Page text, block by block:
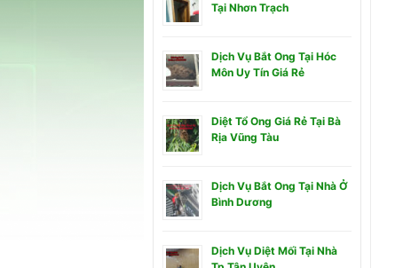
Tại Nhơn Trạch
Dịch Vụ Bắt Ong Tại Hóc
Môn Uy Tín Giá Rẻ
Diệt Tổ Ong Giá Rẻ Tại Bà
Rịa Vũng Tàu
Dịch Vụ Bắt Ong Tại Nhà Ở
Bình Dương
Dịch Vụ Diệt Mối Tại Nhà